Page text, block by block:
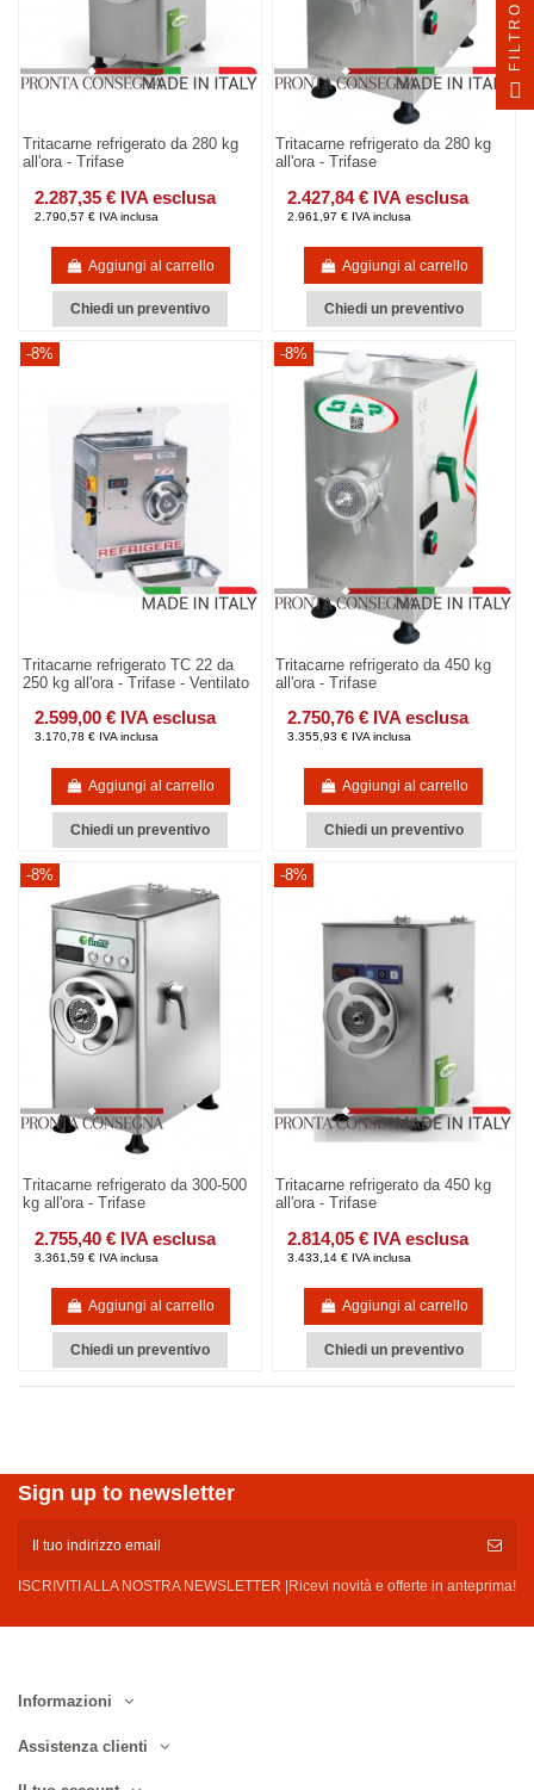
Tritacarne refrigerato da 280 kg
all'ora - Trifase
2.287,35 € IVA esclusa
2.790,57 € IVA inclusa
Aggiungi al carrello
Chiedi un preventivo
Tritacarne refrigerato da 280 kg
all'ora - Trifase
2.427,84 € IVA esclusa
2.961,97 € IVA inclusa
Aggiungi al carrello
Chiedi un preventivo
-8%
Tritacarne refrigerato TC 22 da
250 kg all'ora - Trifase - Ventilato
2.599,00 € IVA esclusa
3.170,78 € IVA inclusa
Aggiungi al carrello
Chiedi un preventivo
-8%
Tritacarne refrigerato da 450 kg
all'ora - Trifase
2.750,76 € IVA esclusa
3.355,93 € IVA inclusa
Aggiungi al carrello
Chiedi un preventivo
-8%
Tritacarne refrigerato da 300-500
kg all'ora - Trifase
2.755,40 € IVA esclusa
3.361,59 € IVA inclusa
Aggiungi al carrello
Chiedi un preventivo
-8%
Tritacarne refrigerato da 450 kg
all'ora - Trifase
2.814,05 € IVA esclusa
3.433,14 € IVA inclusa
Aggiungi al carrello
Chiedi un preventivo
Sign up to newsletter
ISCRIVITI ALLA NOSTRA NEWSLETTER |Ricevi novità e offerte in anteprima!
Informazioni
Assistenza clienti
FILTRO